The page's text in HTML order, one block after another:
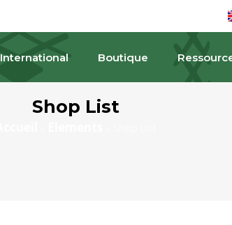
International Boutique
Shop List